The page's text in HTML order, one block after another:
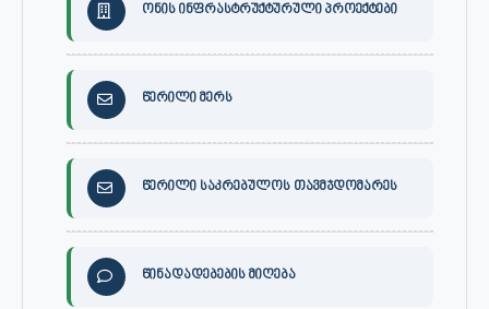
ონის ინფრასტრუქტურული პროექტები
წერილი მერს
წერილი საკრებულოს თავმჯდომარეს
წინადადებების მიღება